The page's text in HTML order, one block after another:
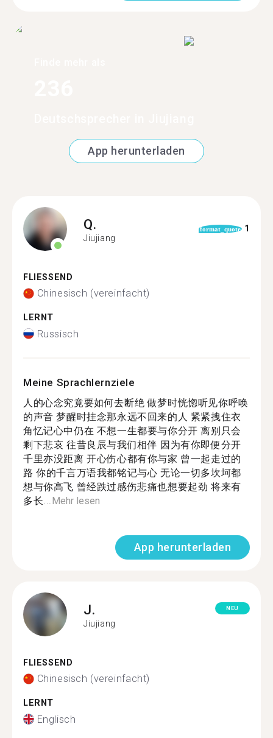
App herunterladen
Q.
Jiujiang
format_quote 1
FLIESSEND
Chinesisch (vereinfacht)
LERNT
Russisch
Meine Sprachlernziele
人的心念究竟要如何去断绝 做梦时恍惚听见你呼唤
的声音 梦醒时挂念那永远不回来的人 紧紧拽住衣
角忆记心中仍在 不想一生都要与你分开 离别只会
剩下悲哀 往昔良辰与我们相伴 因为有你即便分开
千里亦没距离 开心伤心都有你与家 曾一起走过的
路 你的千言万语我都铭记与心 无论一切多坎坷都
想与你高飞 曾经跌过感伤悲痛也想要起劲 将来有
多长... Mehr lesen
App herunterladen
J.
Jiujiang
NEU
FLIESSEND
Chinesisch (vereinfacht)
LERNT
Englisch